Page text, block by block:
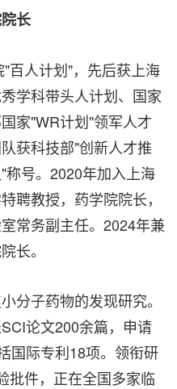
长
百人计划"，先后获上海
学科带头人计划、国家
家"WR计划"领军人才
获科技部"创新人才推
称号。2020年加入上海
聘教授，药学院院长，
常务副主任。2024年兼
长。
分子药物的发现研究。
论文200余篇，申请
国际专利18项。领衔研
批件，正在全国多家临